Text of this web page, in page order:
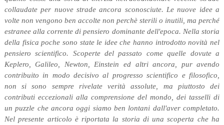
collaudate per nuove strade ancora sconosciute. Le nuove idee a
volte non vengono ben accolte non perchè sterili o inutili, ma perché
estranee alla corrente di pensiero dominante dell'epoca. Nella storia
della fisica poche sono state le idee che hanno introdotto novità nel
pensiero scientifico. Scoperte del passato come quelle dovute a
Keplero, Galileo, Newton, Einstein ed altri ancora, pur avendo
contribuito in modo decisivo al progresso scientifico e filosofico,
non si sono sempre rivelate verità assolute, ma piuttosto dei
contributi eccezionali alla comprensione del mondo, dei tasselli di
un puzzle che ancora oggi siamo ben lontani dall'aver completato.
Nel presente articolo è riportata la storia di una scoperta che ha